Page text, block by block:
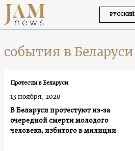
РУССКИЙ
события в Беларуси
В Беларуси протестуют из-за
очередной смерти молодого
человека, избитого в милиции
Протесты в Беларуси
13 ноября, 2020